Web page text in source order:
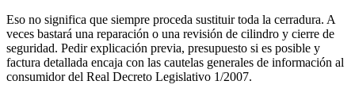
Eso no significa que siempre proceda sustituir toda la cerradura. A
veces bastará una reparación o una revisión de cilindro y cierre de
seguridad. Pedir explicación previa, presupuesto si es posible y
factura detallada encaja con las cautelas generales de información al
consumidor del Real Decreto Legislativo 1/2007.